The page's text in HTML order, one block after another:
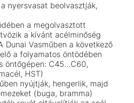
nyersvasat beolvasztják,
a megolvasztott
a kívánt acélminőség
Dunai Vasműben a következő
a folyamatos öntödében
öntőgépen: C45…C60,
HST)
nyújtják, hengerlik, majd
(buga, bramma)